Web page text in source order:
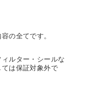
の全てです。
ルター・シールな
は保証対象外で